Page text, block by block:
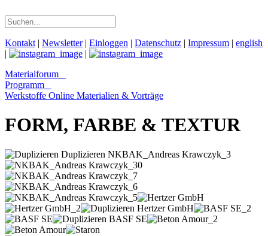
Kontakt | Newsletter| Einloggen | Datenschutz | Impressum | english
|
|
Materialforum
Programm
Werkstoffe Online Materialien & Vorträge
FORM, FARBE & TEXTUR